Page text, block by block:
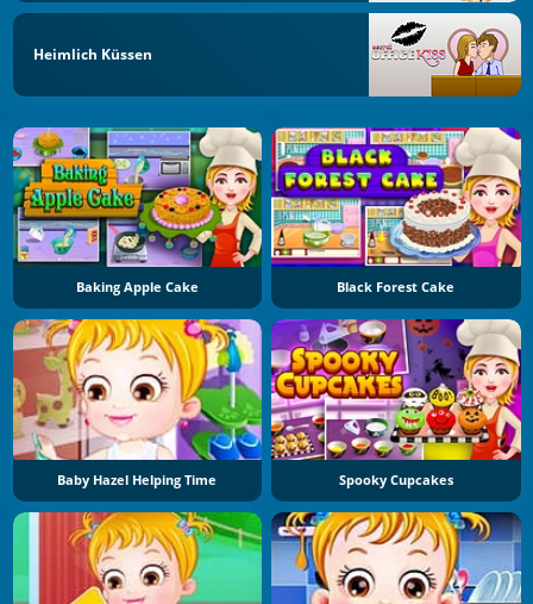
Heimlich Küssen
Baking Apple Cake Black Forest Cake
Baby Hazel Helping Time Spooky Cupcakes